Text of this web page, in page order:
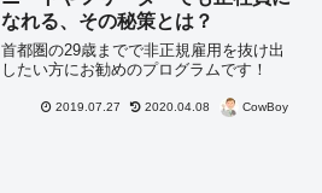
なれる、その秘策とは？
首都圏の29歳までで非正規雇用を抜け出
したい方にお勧めのプログラムです！
2019.07.27 2020.04.08 CowBoy